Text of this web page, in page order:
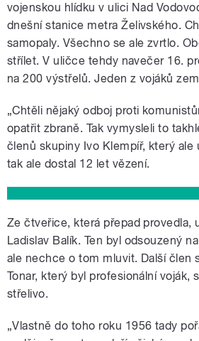
vojenskou hlídku v ulici Nad
dnešní stanice metra Želivského.
samopaly. Všechno se ale zvrtlo.
střílet. V uličce tehdy navečer 16.
na 200 výstřelů. Jeden z vojáků
„Chtěli nějaký odboj proti
opatřit zbraně. Tak vymysleli to
členů skupiny Ivo Klempíř, který ale
tak ale dostal 12 let vězení.
Ze čtveřice, která přepad provedla,
Ladislav Balík. Ten byl odsouzený
ale nechce o tom mluvit. Další člen
Tonar, který byl profesionální voják,
střelivo.
„Vlastně do toho roku 1956 tady